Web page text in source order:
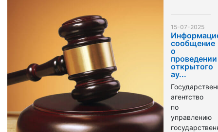
15-07-2025
сообщение
о
проведении
открытого
ау...
агентство
по
управлению